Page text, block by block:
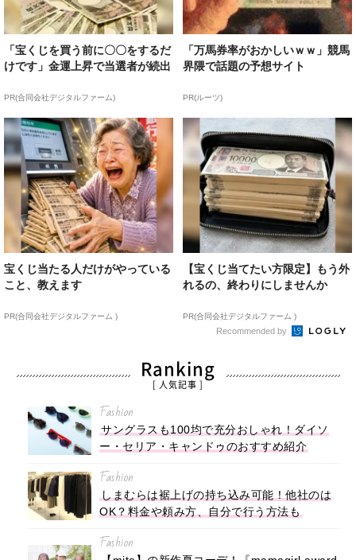
「宝くじを買う前に〇〇をするだ
けです」金運上昇で当選者が続出
PR(合同会社デジタルファーム)
「万馬券率がおかしいｗｗ」競馬
界隈で話題の予想サイト
PR(ルーツ)
宝くじ当たる人だけがやっている
こと、教えます
PR(合同会社デジタルファーム )
【宝くじ当てたい方限定】もう外
れるの、終わりにしませんか
PR(合同会社デジタルファーム )
Recommended by
Ranking
[ 人気記事 ]
Fashion
サングラスも100均で充分おしゃれ！ダイソ
ー・セリア・キャンドゥのおすすめ紹介
Fashion
しまむらは裾上げの持ち込み可能！他社のは
OK？料金や頼み方、自分で行う方法も
Fashion